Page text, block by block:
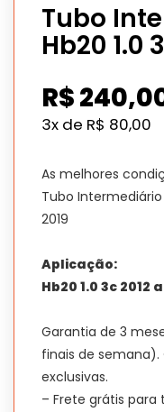
Tubo
Hb20 1.0
R$
3x de R$ 80,00
As melhores
Tubo Intermediário
2019
Aplicação:
Hb20 1.0 3c 2012
Garantia de 3
finais de
exclusivas.
– Frete grátis para